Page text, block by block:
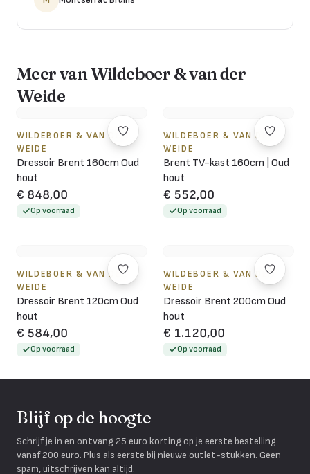
Meer van Wildeboer & van der
Weide
WILDEBOER & VAN DER
WEIDE
Dressoir Brent 160cm Oud
hout
€ 848,00
Op voorraad
WILDEBOER & VAN DER
WEIDE
Brent TV-kast 160cm | Oud
hout
€ 552,00
Op voorraad
WILDEBOER & VAN DER
WEIDE
Dressoir Brent 120cm Oud
hout
€ 584,00
Op voorraad
WILDEBOER & VAN DER
WEIDE
Dressoir Brent 200cm Oud
hout
€ 1.120,00
Op voorraad
Blijf op de hoogte
Schrijf je in en ontvang 25 euro korting op je eerste bestelling
vanaf 200 euro. Plus als eerste bij nieuwe outlet-stukken. Geen
spam, uitschrijven kan altijd.